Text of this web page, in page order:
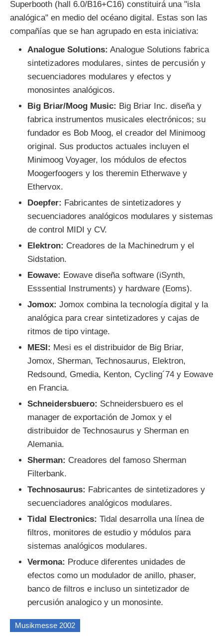
Superbooth (hall 6.0/B16+C16) constituirá una "isla
analógica" en medio del océano digital. Estas son las
compañías que se han agrupado en esta iniciativa:
Analogue Solutions: Analogue Solutions fabrica
sintetizadores modulares, sintes de percusión y
secuenciadores modulares y efectos y
monosintes analógicos.
Big Briar/Moog Music: Big Briar Inc. diseña y
fabrica instrumentos musicales electrónicos; su
fundador es Bob Moog, el creador del Minimoog
original. Sus productos actuales incluyen el
Minimoog Voyager, los módulos de efectos
Moogerfoogers y los theremin Etherwave y
Ethervox.
Doepfer: Fabricantes de sintetizadores y
secuenciadores analógicos modulares y sistemas
de control MIDI y CV.
Elektron: Creadores de la Machinedrum y el
Sidstation.
Eowave: Eowave diseña software (iSynth,
Esssential Instruments) y hardware (Eoms).
Jomox: Jomox combina la tecnología digital y la
analógica para crear sintetizadores y cajas de
ritmos de tipo vintage.
MESI: Mesi es el distribuidor de Big Briar,
Jomox, Sherman, Technosaurus, Elektron,
Redsound, Gmedia, Kenton, Cycling´74 y Eowave
en Francia.
Schneidersbuero: Schneidersbuero es el
manager de exportación de Jomox y el
distribuidor de Technosaurus y Sherman en
Alemania.
Sherman: Creadores del famoso Sherman
Filterbank.
Technosaurus: Fabricantes de sintetizadores y
secuenciadores analógicos modulares.
Tidal Electronics: Tidal desarrolla una línea de
filtros, monitores de estudio y módulos para
sistemas analógicos modulares.
Vermona: Produce diferentes unidades de
efectos como un modulador de anillo, phaser,
banco de filtros e incluso un sintetizador de
percusión analogico y un monosinte.
Musikmesse 2002